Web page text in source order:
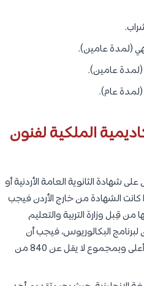
(لمدة عامين).
عامين).
عام).
الملكية لفنون
شهادة الثانوية العامة الأردنية أو
كانت الشهادة من خارج الأردن فيجب
قِبل وزارة التربية والتعليم
لبرنامج البكالوريوس، فيجب أن
يكونوا حاصلين على 60% أو أعلى وبمجموع لا يقل عن 840 من